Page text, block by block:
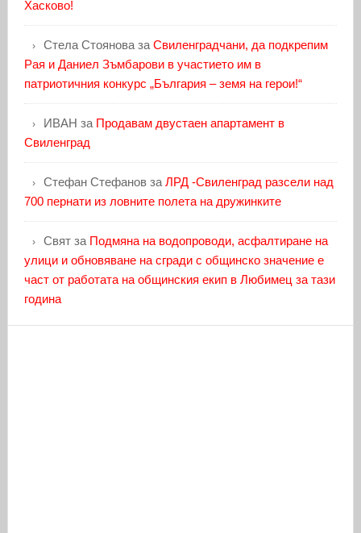
Хасково!
Стела Стояноваза Свиленградчани, да подкрепим
Рая и Даниел Зъмбарови в участието им в
патриотичния конкурс „България – земя на герои!“
ИВАН за Продавам двустаен апартамент в
Свиленград
Стефан Стефановза ЛРД -Свиленград разсели над
700 пернати из ловните полета на дружинките
Святза Подмяна на водопроводи, асфалтиране на
улици и обновяване на сгради с общинско значение е
част от работата на общинския екип в Любимец за тази
година